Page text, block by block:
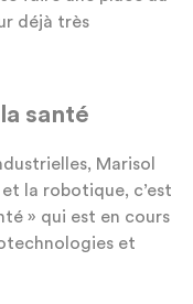
déjà très
santé
Marisol
la robotique, c’est
» qui est en cours
et